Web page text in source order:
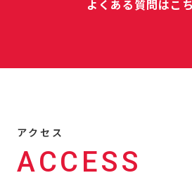
よくある質問はこ
アクセス
ACCESS